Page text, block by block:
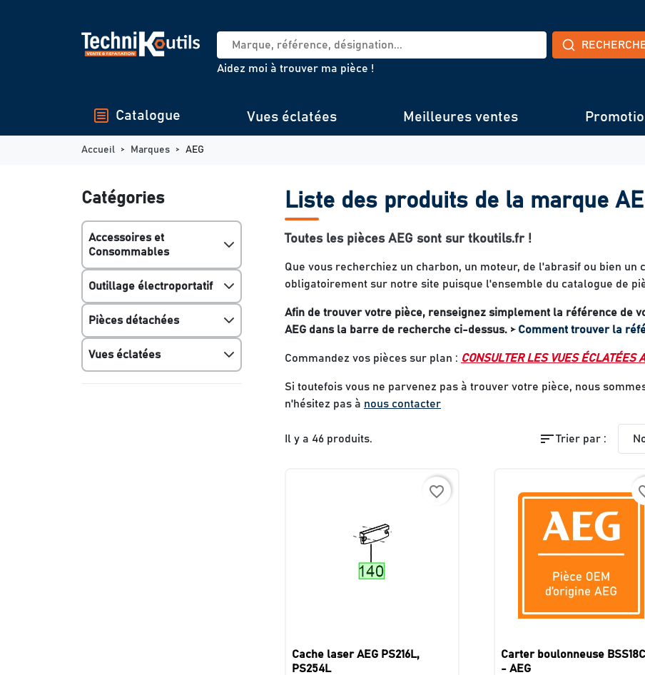
Aidez moi à trouver ma pièce !
Catalogue Vues éclatées Meilleures ventes
Accueil Marques AEG
Catégories
Accessoires et
Consommables
Outillage électroportatif
Pièces détachées
Vues éclatées
Liste des produits de la marque
Toutes les pièces AEG sont sur tkoutils.fr !
Que vous recherchiez un charbon, un moteur, de l'abrasif ou bien
obligatoirement sur notre site puisque l'ensemble du catalogue de
Afin de trouver votre pièce, renseignez simplement la référence de
AEG dans la barre de recherche ci-dessus. > Comment trouver la
Commandez vos pièces sur plan : CONSULTER LES VUES ÉCLATÉES
Si toutefois vous ne parvenez pas à trouver votre pièce, nous
n'hésitez pas à nous contacter
Il y a 46 produits. sortTrier par :
favorite_border
Cache laser AEG PS216L,
PS254L
Carter boulonneuse
- AEG